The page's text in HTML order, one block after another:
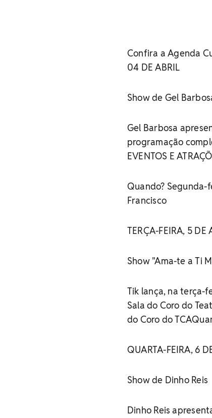
Confira a Agenda
04 DE ABRIL
Show de Gel
Gel Barbosa
programação
EVENTOS E
Quando? Segunda-
Francisco
TERÇA-FEIRA, 5 DE
Show "Ama-te a Ti
Tik lança, na terça-
Sala do Coro do
do Coro do
QUARTA-FEIRA, 6
Show de Dinho Reis
Dinho Reis